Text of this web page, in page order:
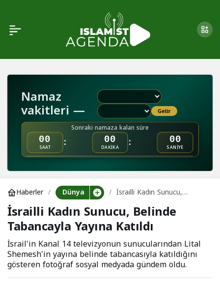
Namaz
vakitleri — Getir
Sonraki namaza kalan süre
00
SAAT : 00
DAKİKA : 00
SANİYE
Haberler Dünya
İsrailli Kadın Sunucu,
Belinde Tabancayla Yayına
Katıldı
İsrailli Kadın Sunucu, Belinde
Tabancayla Yayına Katıldı
İsrail'in Kanal 14 televizyonun sunucularından Lital
Shemesh'in yayına belinde tabancasıyla katıldığını
gösteren fotoğraf sosyal medyada gündem oldu.
Belinde Tabancayla